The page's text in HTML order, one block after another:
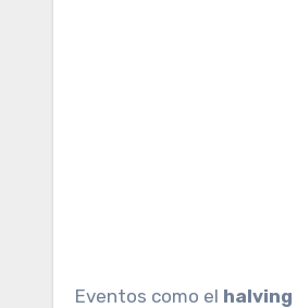
Eventos como el halving